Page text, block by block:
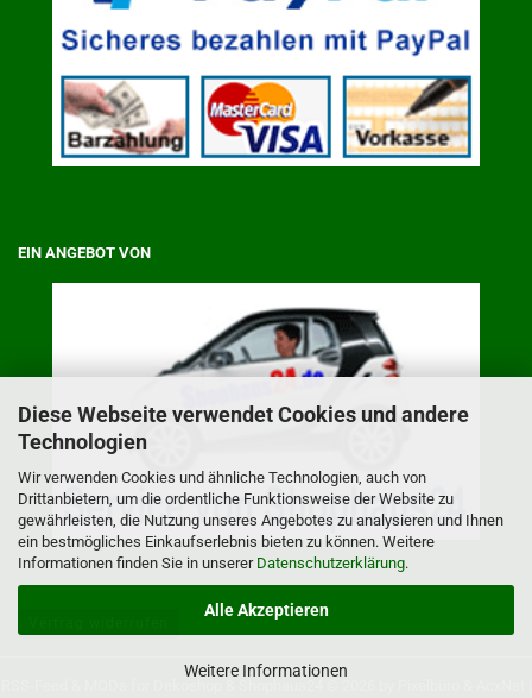
Diese Webseite verwendet Cookies und andere
Technologien
Wir verwenden Cookies und ähnliche Technologien, auch von
Drittanbietern, um die ordentliche Funktionsweise der Website zu
gewährleisten, die Nutzung unseres Angebotes zu analysieren und Ihnen
ein bestmögliches Einkaufserlebnis bieten zu können. Weitere
Informationen finden Sie in unserer Datenschutzerklärung.
Alle Akzeptieren
Weitere Informationen
EIN ANGEBOT VON